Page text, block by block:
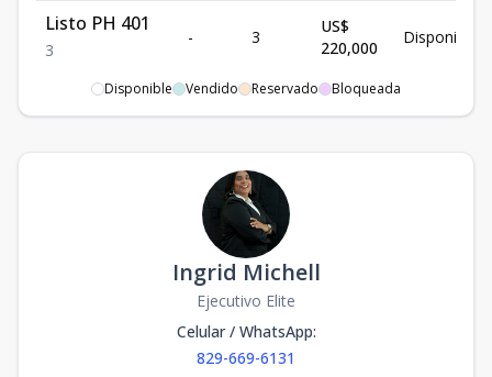
Listo PH 401
3
- 3
US$
220,000
Disponible
Plano 101
- 3
US$
147,000
Disponible
Disponible Vendido Reservado Bloqueada
Ingrid Michell
Ejecutivo Elite
Celular / WhatsApp:
829-669-6131